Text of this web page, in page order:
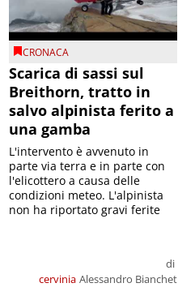
CRONACA
Scarica di sassi sul
Breithorn, tratto in
salvo alpinista ferito a
una gamba
cervinia
di
Alessandro Bianchet
L'intervento è avvenuto in
parte via terra e in parte con
l'elicottero a causa delle
condizioni meteo. L'alpinista
non ha riportato gravi ferite